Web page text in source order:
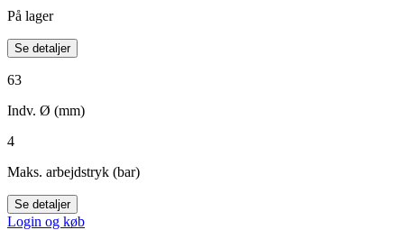
På lager
Se detaljer
63
Indv. Ø (mm)
4
Maks. arbejdstryk (bar)
Se detaljer
Login og køb